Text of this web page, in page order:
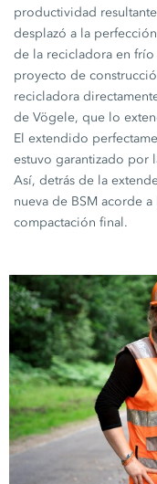
productividad
desplazó a la
de la recicladora en
proyecto de
recicladora
de Vögele, que lo
El extendido
estuvo garantizado por
Así, detrás de la
nueva de BSM acorde
compactación final.